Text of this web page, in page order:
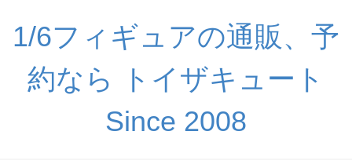
1/6フィギュアの通販、予
約なら トイザキュート
Since 2008